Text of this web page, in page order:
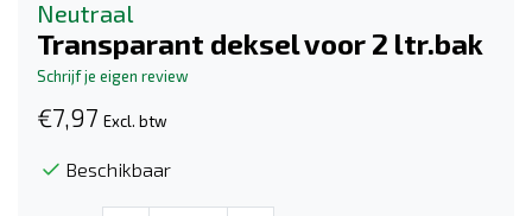
Neutraal
Transparant deksel voor 2 ltr.bak
Schrijf je eigen review
€7,97 Excl. btw
Beschikbaar